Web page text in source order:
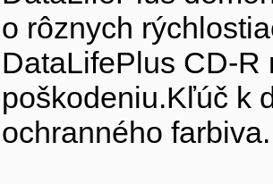
o rôznych
DataLifePlus CD-
poškodeniu.Kľúč k
ochranného farbiva.